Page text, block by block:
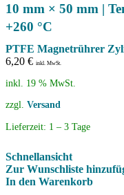
10 mm × 50 mm |
+260 °C
PTFE Magnetrührer
6,20 € inkl. MwSt.
inkl. 19 % MwSt.
zzgl. Versand
Lieferzeit: 1 – 3 Tage
Schnellansicht
Zur Wunschliste
In den Warenkorb